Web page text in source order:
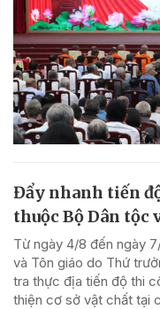
Đẩy nhanh tiến
thuộc Bộ Dân tộc
Từ ngày 4/8 đến ngày
và Tôn giáo do Thứ
tra thực địa tiến độ thi
thiện cơ sở vật chất tại